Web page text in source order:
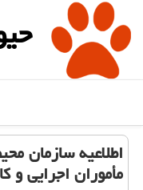
اطلاعیه سازمان
مأموران اجرایی و